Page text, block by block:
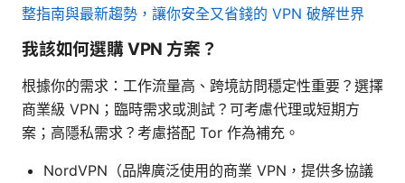
整指南與最新趨勢，讓你安全又省錢的 VPN 破解世界
我該如何選購 VPN 方案？
根據你的需求：工作流量高、跨境訪問穩定性重要？選擇
商業級 VPN；臨時需求或測試？可考慮代理或短期方
案；高隱私需求？考慮搭配 Tor 作為補充。
NordVPN（品牌廣泛使用的商業 VPN，提供多協議